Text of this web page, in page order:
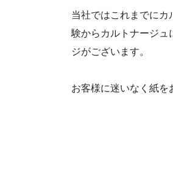
当社ではこれまでにカ
験からカルトナージュ
ジがございます。
お客様に迷いなく紙を